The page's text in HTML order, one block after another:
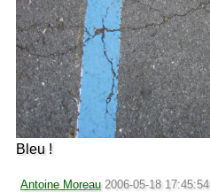
Bleu !
Antoine Moreau 2006-05-18 17:45:54